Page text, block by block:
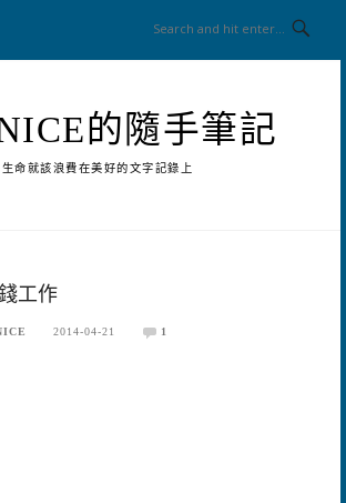
的隨手筆記
生命就該浪費在美好的文字記錄上
工作
2014-04-21 1